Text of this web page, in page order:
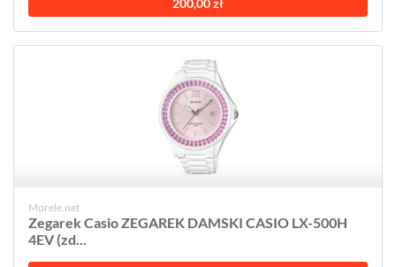
200,00 zł
Morele.net
Zegarek Casio ZEGAREK DAMSKI CASIO LX-500H
4EV (zd...